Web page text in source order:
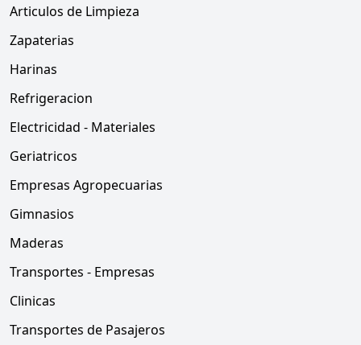
Articulos de Limpieza
Zapaterias
Harinas
Refrigeracion
Electricidad - Materiales
Geriatricos
Empresas Agropecuarias
Gimnasios
Maderas
Transportes - Empresas
Clinicas
Transportes de Pasajeros